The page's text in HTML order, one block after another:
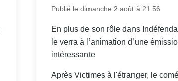
Publié le dimanche 2 août à 21:56
En plus de son rôle dans
le verra à l’animation d’une
intéressante
Après Victimes à l'étranger, le